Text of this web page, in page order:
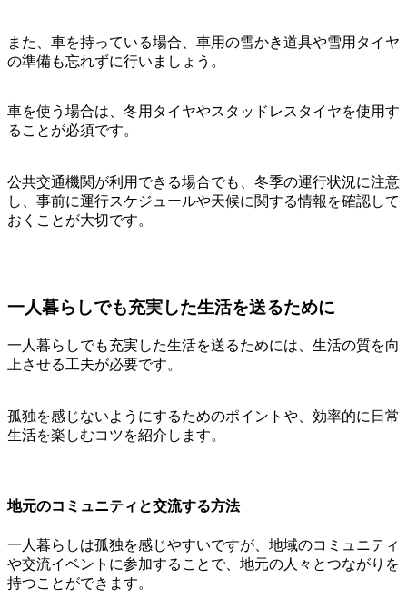
また、車を持っている場合、車用の雪かき道具や雪用タイヤ
の準備も忘れずに行いましょう。
車を使う場合は、冬用タイヤやスタッドレスタイヤを使用す
ることが必須です。
公共交通機関が利用できる場合でも、冬季の運行状況に注意
し、事前に運行スケジュールや天候に関する情報を確認して
おくことが大切です。
一人暮らしでも充実した生活を送るために
一人暮らしでも充実した生活を送るためには、生活の質を向
上させる工夫が必要です。
孤独を感じないようにするためのポイントや、効率的に日常
生活を楽しむコツを紹介します。
地元のコミュニティと交流する方法
一人暮らしは孤独を感じやすいですが、地域のコミュニティ
や交流イベントに参加することで、地元の人々とつながりを
持つことができます。